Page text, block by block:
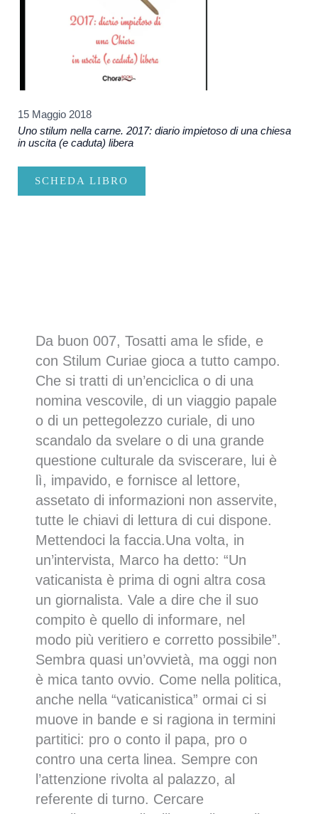
15 Maggio 2018
Uno stilum nella carne. 2017: diario impietoso di una chiesa
in uscita (e caduta) libera
SCHEDA LIBRO
Da buon 007, Tosatti ama le sfide, e
con Stilum Curiae gioca a tutto campo.
Che si tratti di un’enciclica o di una
nomina vescovile, di un viaggio papale
o di un pettegolezzo curiale, di uno
scandalo da svelare o di una grande
questione culturale da sviscerare, lui è
lì, impavido, e fornisce al lettore,
assetato di informazioni non asservite,
tutte le chiavi di lettura di cui dispone.
Mettendoci la faccia.Una volta, in
un’intervista, Marco ha detto: “Un
vaticanista è prima di ogni altra cosa
un giornalista. Vale a dire che il suo
compito è quello di informare, nel
modo più veritiero e corretto possibile”.
Sembra quasi un’ovvietà, ma oggi non
è mica tanto ovvio. Come nella politica,
anche nella “vaticanistica” ormai ci si
muove in bande e si ragiona in termini
partitici: pro o conto il papa, pro o
contro una certa linea. Sempre con
l’attenzione rivolta al palazzo, al
referente di turno. Cercare